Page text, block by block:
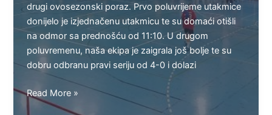
drugi ovosezonski poraz. Prvo poluvrijeme utakmice
donijelo je izjednačenu utakmicu te su domaći otišli
na odmor sa prednošću od 11:10. U drugom
poluvremenu, naša ekipa je zaigrala još bolje te su
dobru odbranu pravi seriju od 4-0 i dolazi
Bosna
propustila
Read More »